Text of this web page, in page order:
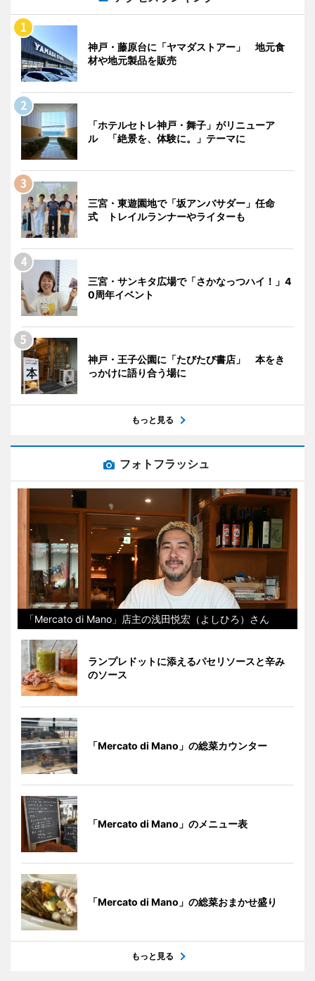
神戸・藤原台に「ヤマダストアー」 地元食
材や地元製品を販売
「ホテルセトレ神戸・舞子」がリニューア
ル 「絶景を、体験に。」テーマに
三宮・東遊園地で「坂アンバサダー」任命
式 トレイルランナーやライターも
三宮・サンキタ広場で「さかなっつハイ！」4
0周年イベント
神戸・王子公園に「たびたび書店」 本をき
っかけに語り合う場に
もっと見る
フォトフラッシュ
「Mercato di Mano」店主の浅田悦宏（よしひろ）さん
ランプレドットに添えるパセリソースと辛み
のソース
「Mercato di Mano」の総菜カウンター
「Mercato di Mano」のメニュー表
「Mercato di Mano」の総菜おまかせ盛り
もっと見る